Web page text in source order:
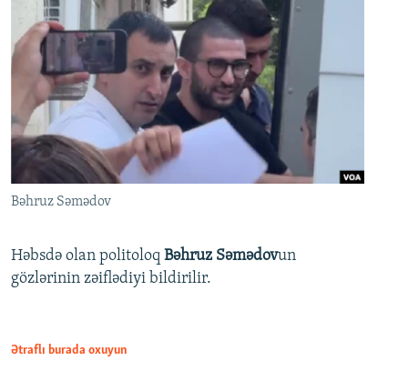
Bəhruz Səmədov
Həbsdə olan politoloq Bəhruz Səmədovun
gözlərinin zəiflədiyi bildirilir.
Ətraflı burada oxuyun